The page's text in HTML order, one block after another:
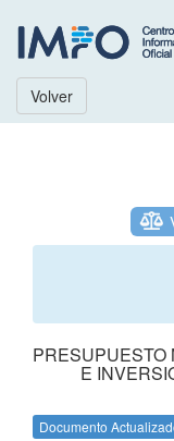
Volver
PRESUPUESTO
E
Documento